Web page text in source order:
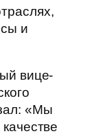
и
вице-
«Мы